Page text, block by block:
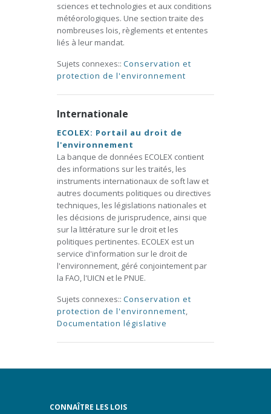
sciences et technologies et aux conditions
météorologiques. Une section traite des
nombreuses lois, règlements et ententes
liés à leur mandat.
Sujets connexes:: Conservation et
protection de l'environnement
Internationale
ECOLEX: Portail au droit de
l'environnement
La banque de données ECOLEX contient
des informations sur les traités, les
instruments internationaux de soft law et
autres documents politiques ou directives
techniques, les législations nationales et
les décisions de jurisprudence, ainsi que
sur la littérature sur le droit et les
politiques pertinentes. ECOLEX est un
service d'information sur le droit de
l'environnement, géré conjointement par
la FAO, l'UICN et le PNUE.
Sujets connexes:: Conservation et
protection de l'environnement,
Documentation législative
CONNAÎTRE LES LOIS